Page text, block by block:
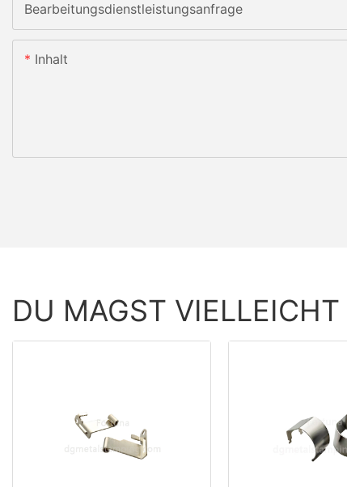
Bearbeitungsdienstleistungsanfrage
Inhalt
DU MAGST VIELLEICHT